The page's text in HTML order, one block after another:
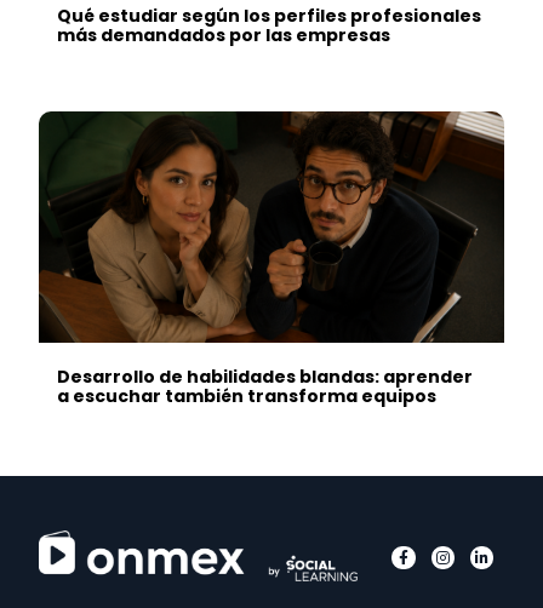
Qué estudiar según los perfiles profesionales
más demandados por las empresas
Desarrollo de habilidades blandas: aprender
a escuchar también transforma equipos